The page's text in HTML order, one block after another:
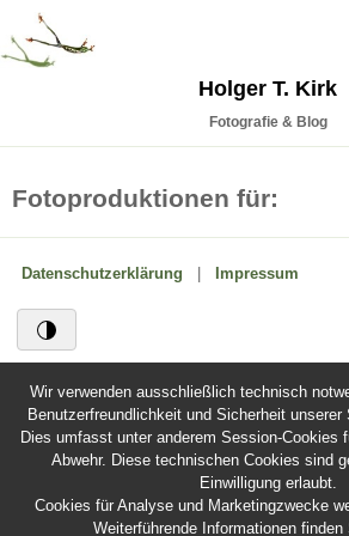
Holger T. Kirk
Fotografie & Blog
Fotoproduktionen für:
Datenschutzerklärung Impressum
Wir verwenden ausschließlich technisch
Benutzerfreundlichkeit und Sicherheit unserer
Dies umfasst unter anderem Session-Cookies
Abwehr. Diese technischen Cookies sind
Einwilligung erlaubt.
Cookies für Analyse und Marketingzwecke
Weiterführende Informationen finden